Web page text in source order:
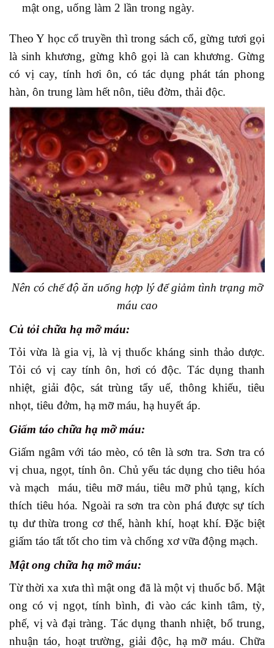
mật ong, uống làm 2 lần trong ngày.
Theo Y học cổ truyền thì trong sách cổ, gừng tươi gọi
là sinh khương, gừng khô gọi là can khương. Gừng
có vị cay, tính hơi ôn, có tác dụng phát tán phong
hàn, ôn trung làm hết nôn, tiêu đờm, thải độc.
Nên có chế độ ăn uống hợp lý để giảm tình trạng mỡ
máu cao
Củ tỏi chữa hạ mỡ máu:
Tỏi vừa là gia vị, là vị thuốc kháng sinh thảo dược.
Tỏi có vị cay tính ôn, hơi có độc. Tác dụng thanh
nhiệt, giải độc, sát trùng tẩy uế, thông khiếu, tiêu
nhọt, tiêu đởm, hạ mỡ máu, hạ huyết áp.
Giấm táo chữa hạ mỡ máu:
Giấm ngâm với táo mèo, có tên là sơn tra. Sơn tra có
vị chua, ngọt, tính ôn. Chủ yếu tác dụng cho tiêu hóa
và mạch máu, tiêu mỡ máu, tiêu mỡ phủ tạng, kích
thích tiêu hóa. Ngoài ra sơn tra còn phá được sự tích
tụ dư thừa trong cơ thể, hành khí, hoạt khí. Đặc biệt
giấm táo tất tốt cho tim và chống xơ vữa động mạch.
Mật ong chữa hạ mỡ máu:
Từ thời xa xưa thì mật ong đã là một vị thuốc bổ. Mật
ong có vị ngọt, tính bình, đi vào các kinh tâm, tỳ,
phế, vị và đại tràng. Tác dụng thanh nhiệt, bổ trung,
nhuận táo, hoạt trường, giải độc, hạ mỡ máu. Chữa